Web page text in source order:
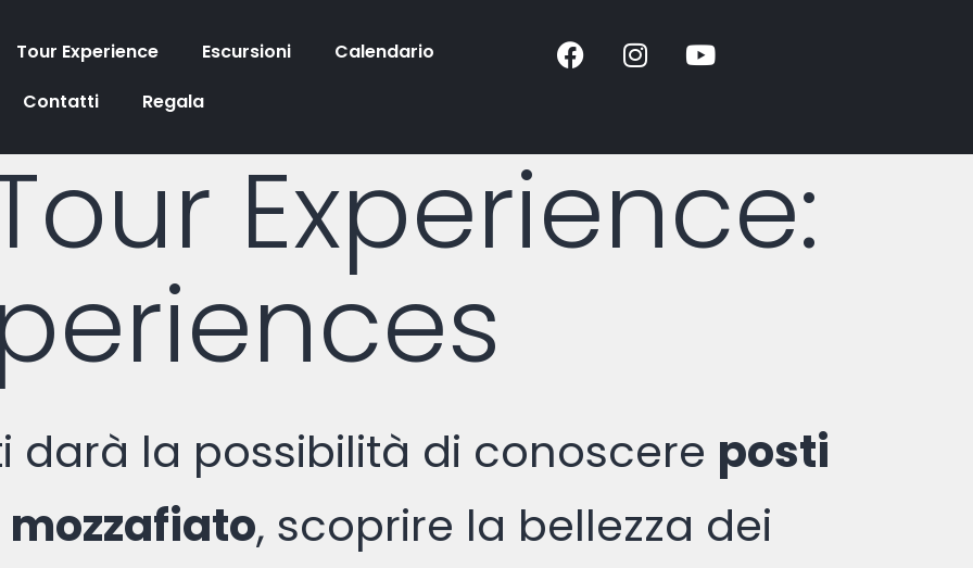
Tour Experience Escursioni
Calendario
Contatti
Regala
Experience:
darà la possibilità di conoscere posti
, scoprire la bellezza dei